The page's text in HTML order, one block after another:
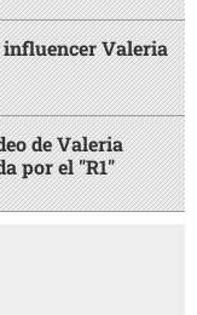
Valeria
de Valeria
por el "R1"